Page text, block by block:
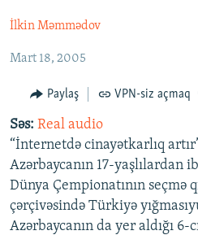
VIDEO
FOTOQALEREYA
İNFOQRAFIKA
KARIKATURA
RADIO ARXIV
OXU ZALI
AZƏRBAYCAN ƏDƏBIYYATI KITABXANASI
İSLAM VƏ DEMOKRATIYA
İZ - MƏDƏNIYYƏT PROQRAMI
HAQQIMIZDA
MISSIYAMIZ
PEŞƏ ETIKASI VƏ JURNALISTIKA
MATERIALLARIMIZDAN ISTIFADƏ
AZADLIQRADIOSU MOBIL
BIZI IZLƏ
RFE/RL-in bütün saytları
İlkin Məmmədov
Mart 18, 2005
Paylaş VPN-siz açmaq
Səs: Real audio
“İnternetdə cinayətkarlıq
Azərbaycanın 17-yaşlılardan
Dünya Çempionatının seçmə
çərçivəsində Türkiyə
Azərbaycanın da yer aldığı 6-